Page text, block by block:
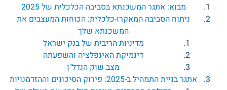
מבוא: אתגר המשכנתא בסביבה הכלכלית של 2025
ניתוח הסביבה המאקרו-כלכלית: הכוחות המעצבים את
המשכנתא שלך
מדיניות הריבית של בנק ישראל
דינמיקת האינפלציה והשפעתה
מצב שוק הנדל"ן
אתגר בניית התמהיל ב-2025: פירוק הסיכונים וההזדמנויות